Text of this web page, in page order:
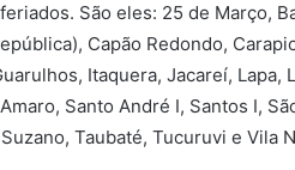
São eles: 25 de Março,
Capão Redondo,
Itaquera, Jacareí, Lapa,
Santo André I, Santos I,
Taubaté, Tucuruvi e Vila